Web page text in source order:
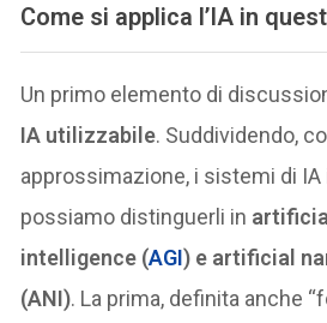
Come si applica l’IA in
Un primo elemento di
IA utilizzabile. Suddividendo,
approssimazione, i sistemi di
possiamo distinguerli in
intelligence (AGI) e artificial
(ANI). La prima, definita anche